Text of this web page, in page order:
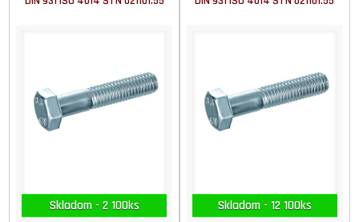
Skladom - 2 100ks Skladom - 12 100ks